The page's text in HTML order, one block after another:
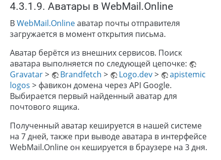
4.3.1.9. Аватары в WebMail.Online
ВWebMail.Onlineаватар почты отправителя
загружается в момент открытия письма.
Аватар берётся из внешних сервисов. Поиск
аватара выполняется по следующей цепочке:
Gravatar> Brandfetch > Logo.dev>
apistemic
logos > фавикон домена через API Google.
Выбирается первый найденный аватар для
почтового ящика.
Полученный аватар кешируется в нашей системе
на 7 дней, также при выводе аватара в интерфейсе
WebMail.Online он кешируется в браузере на 3 дня.